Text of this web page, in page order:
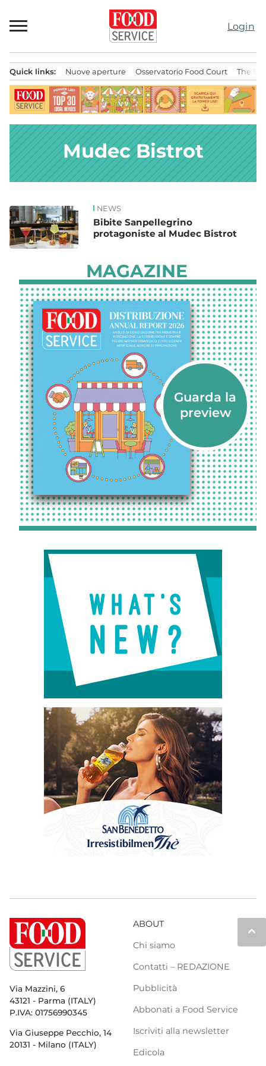
al
contenuto
Login
principale
Quick links: Nuove aperture Osservatorio Food Court The
Mudec Bistrot
News NEWS
Bibite Sanpellegrino
protagoniste al Mudec Bistrot
MAGAZINE
keyboard_arrow_up
Via Mazzini, 6
43121 - Parma (ITALY)
P.IVA: 01756990345
Via Giuseppe Pecchio, 14
20131 - Milano (ITALY)
ABOUT
Chi siamo
Contatti – REDAZIONE
Pubblicità
Abbonati a Food Service
Iscriviti alla newsletter
Edicola